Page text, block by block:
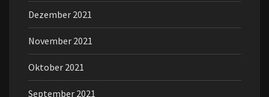
Dezember 2021
November 2021
Oktober 2021
September 2021